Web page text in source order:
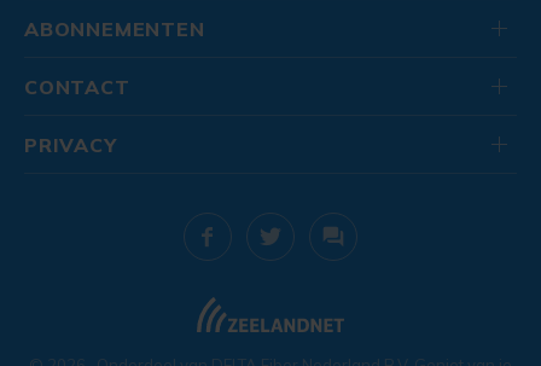
ABONNEMENTEN
CONTACT
PRIVACY